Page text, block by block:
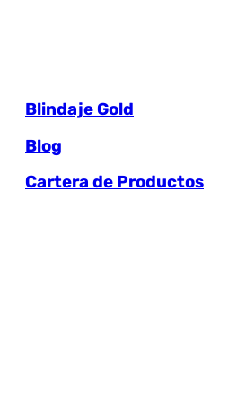
Blindaje Gold
Blog
Cartera de Productos